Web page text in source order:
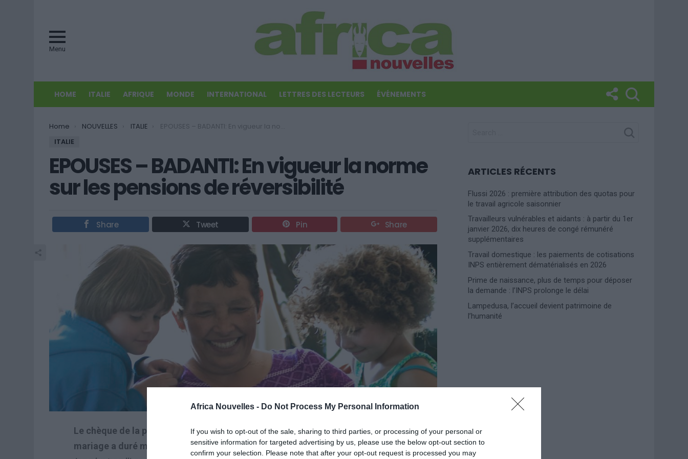
Africa Nouvelles - Do Not Process My Personal Information
If you wish to opt-out of the sale, sharing to third parties, or processing of your personal or
sensitive information for targeted advertising by us, please use the below opt-out section to
confirm your selection. Please note that after your opt-out request is processed you may
Menu
HOME ITALIE AFRIQUE MONDE INTERNATIONAL LETTRES DES LECTEURS ÉVÉNEMENTS
You are here:
Home NOUVELLES ITALIE
EPOUSES – BADANTI: En vigueur la norme sur les pensions de réversibilité
ITALIE
EPOUSES – BADANTI: En vigueur la norme
sur les pensions de réversibilité
Share Tweet Pin Share
Le chèque de la pension de réversibilité du vieux mari décédé sera coupé si le
mariage a duré moins de 10 ans. Mais seulement s’il n’y a pas d’enfant.
ARTICLES RÉCENTS
Flussi 2026 : première attribution des quotas pour
le travail agricole saisonnier
Travailleurs vulnérables et aidants : à partir du 1er
janvier 2026, dix heures de congé rémunéré
supplémentaires
Travail domestique : les paiements de cotisations
INPS entièrement dématérialisés en 2026
Prime de naissance, plus de temps pour déposer
la demande : l’INPS prolonge le délai
Lampedusa, l’accueil devient patrimoine de
l’humanité